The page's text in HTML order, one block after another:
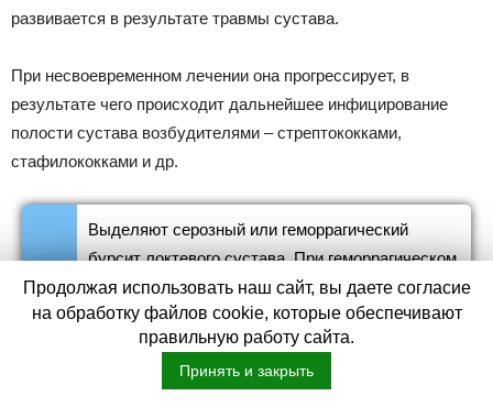
развивается в результате травмы сустава.
При несвоевременном лечении она прогрессирует, в
результате чего происходит дальнейшее инфицирование
полости сустава возбудителями – стрептококками,
стафилококками и др.
Выделяют серозный или геморрагический
бурсит локтевого сустава. При геморрагическом
бурсите в экссудате наблюдаются кровяные
выделения.
Симптомы бурсита
Продолжая использовать наш сайт, вы даете согласие
на обработку файлов cookie, которые обеспечивают
правильную работу сайта.
Принять и закрыть